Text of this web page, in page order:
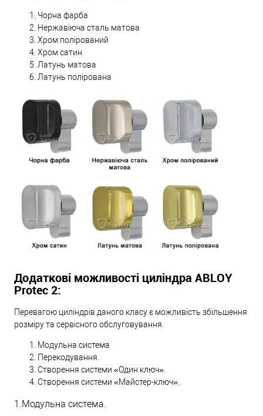
Чорна фарба
Нержавіюча сталь матова
Хром полірований
Хром сатин
Латунь матова
Латунь полірована
Додаткові можливості циліндра ABLOY
Protec 2:
Перевагою циліндрів даного класу є можливість збільшення
розміру та сервісного обслуговування.
Модульна система
Перекодування.
Створення системи «Один ключ».
Створення системи «Майстер-ключ».
1.Модульна система.